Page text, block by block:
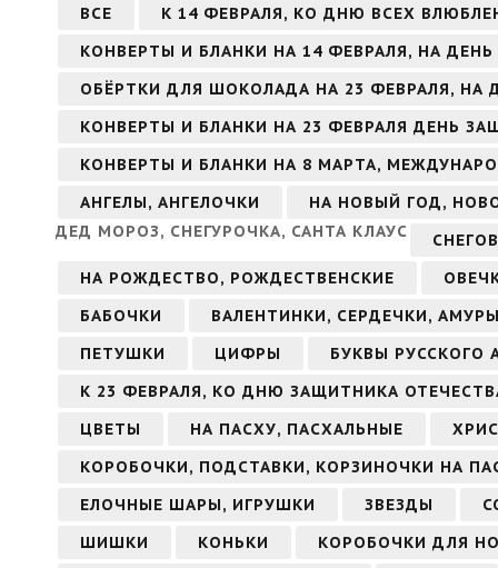
ВСЕ
К 14 ФЕВРАЛЯ, КО ДНЮ ВСЕХ
КОНВЕРТЫ И БЛАНКИ НА 14 ФЕВРАЛЯ, НА
ОБЁРТКИ ДЛЯ ШОКОЛАДА НА 23 ФЕВРАЛЯ, НА
КОНВЕРТЫ И БЛАНКИ НА 23 ФЕВРАЛЯ ДЕНЬ
КОНВЕРТЫ И БЛАНКИ НА 8 МАРТА,
АНГЕЛЫ, АНГЕЛОЧКИ
НА НОВЫЙ ГОД,
ДЕД МОРОЗ, СНЕГУРОЧКА, САНТА КЛАУС
НА РОЖДЕСТВО, РОЖДЕСТВЕНСКИЕ
БАБОЧКИ
ВАЛЕНТИНКИ, СЕРДЕЧКИ,
ПЕТУШКИ
ЦИФРЫ
БУКВЫ РУССКОГО
К 23 ФЕВРАЛЯ, КО ДНЮ ЗАЩИТНИКА
ЦВЕТЫ
НА ПАСХУ, ПАСХАЛЬНЫЕ
КОРОБОЧКИ, ПОДСТАВКИ, КОРЗИНОЧКИ НА
ЕЛОЧНЫЕ ШАРЫ, ИГРУШКИ
ЗВЕЗДЫ
ШИШКИ
КОНЬКИ
КОРОБОЧКИ ДЛЯ